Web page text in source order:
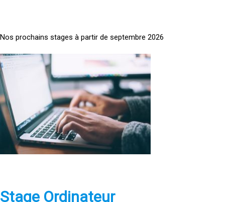
Nos prochains stages à partir de septembre 2026
<
a
h
e
f
pStage Ordinateur